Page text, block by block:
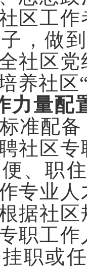
区工
，做
社区
养社区
力量配
准配
社区
、职
专业
根据社
职工
职或